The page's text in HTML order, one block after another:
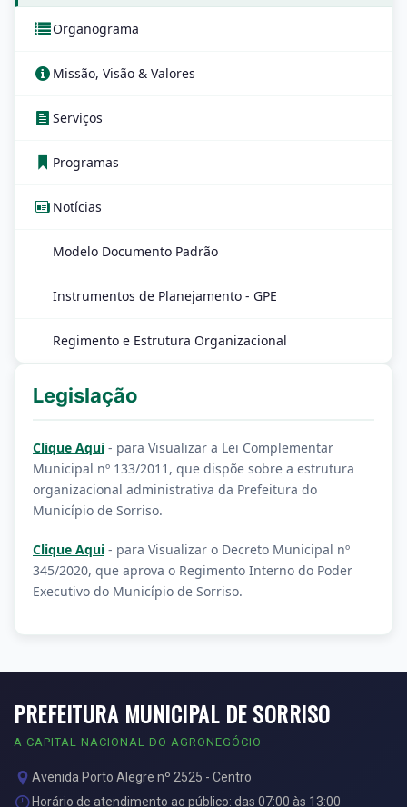
Organograma
Missão, Visão & Valores
Serviços
Programas
Notícias
Modelo Documento Padrão
Instrumentos de Planejamento - GPE
Regimento e Estrutura Organizacional
Legislação
Clique Aqui - para Visualizar a Lei Complementar
Municipal nº 133/2011, que dispõe sobre a estrutura
organizacional administrativa da Prefeitura do
Município de Sorriso.
Clique Aqui - para Visualizar o Decreto Municipal nº
345/2020, que aprova o Regimento Interno do Poder
Executivo do Município de Sorriso.
PREFEITURA MUNICIPAL DE SORRISO
A CAPITAL NACIONAL DO AGRONEGÓCIO
Avenida Porto Alegre nº 2525 - Centro
Horário de atendimento ao público: das 07:00 às 13:00